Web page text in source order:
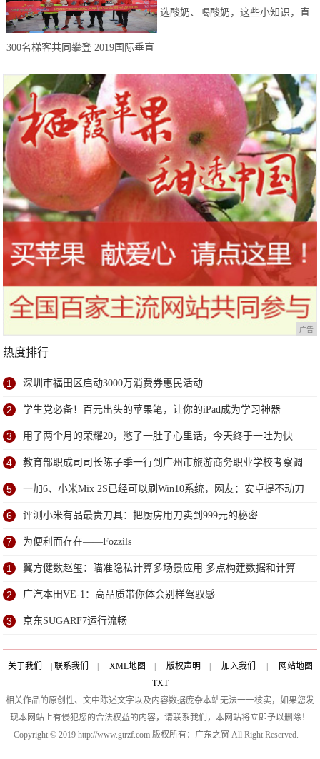
300名梯客共同攀登 2019国际垂直
站欢乐开跑
选酸奶、喝酸奶，这些小知识，直
广告
热度排行
1 深圳市福田区启动3000万消费券惠民活动
2 学生党必备！百元出头的苹果笔，让你的iPad成为学习神器
3 用了两个月的荣耀20，憋了一肚子心里话，今天终于一吐为快
4 教育部职成司司长陈子季一行到广州市旅游商务职业学校考察调
研
5 一加6、小米Mix 2S已经可以刷Win10系统，网友：安卓提不动刀
了？
6 评测小米有品最贵刀具：把厨房用刀卖到999元的秘密
7 为便利而存在——Fozzils
1 翼方健数赵玺：瞄准隐私计算多场景应用 多点构建数据和计算
互联网
2 广汽本田VE-1：高品质带你体会别样驾驭感
3 京东SUGARF7运行流畅
关于我们 联系我们 XML地图 版权声明 加入我们
网站地图
TXT
相关作品的原创性、文中陈述文字以及内容数据庞杂本站无法一一核实，如果您发
现本网站上有侵犯您的合法权益的内容，请联系我们，本网站将立即予以删除！
Copyright © 2019 http://www.gtrzf.com 版权所有：广东之窗 All Right Reserved.